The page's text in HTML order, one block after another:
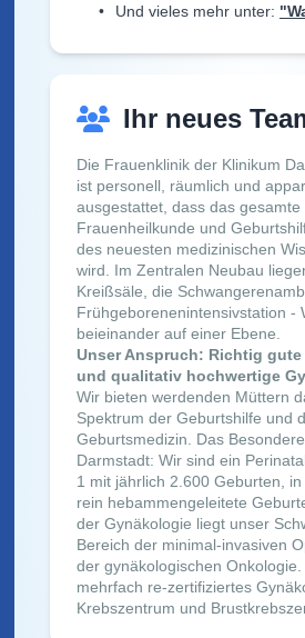
Und vieles mehr unter:
Ihr neues
Die Frauenklinikder Klinikum
ist personell, räumlich und
ausgestattet, dass das
Frauenheilkunde und
des neuesten medizinischen
wird. Im Zentralen Neubau
Kreißsäle, die
Frühgeborenenintensivstation -
beieinander auf einer Ebene.
Unser Anspruch: Richtig
und qualitativ hochwertige
Wir bieten werdenden Müttern
Spektrum der Geburtshilfe und
Geburtsmedizin. Das
Darmstadt: Wir sind ein
1 mit jährlich 2.600 Geburten,
rein hebammengeleitete
der Gynäkologie liegt unser
Bereich der minimal-invasiven
der gynäkologischen Onkologie.
mehrfach re-zertifiziertes
Krebszentrum und